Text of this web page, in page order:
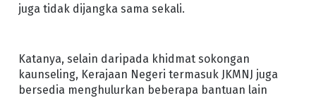
juga tidak dijangka sama sekali.
Katanya, selain daripada khidmat sokongan
kaunseling, Kerajaan Negeri termasuk JKMNJ juga
bersedia menghulurkan beberapa bantuan lain